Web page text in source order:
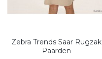
Zebra Trends Saar Rugzak
Paarden